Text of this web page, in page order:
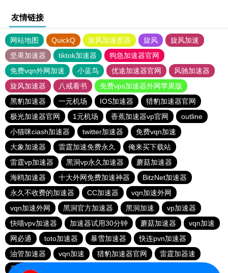
友情链接
网站地图 QuickQ 旋风加速度器 旋风
旋风加速
坚果加速器
tiktok加速器
狗急加速器官网
免费vqn外网加速
小蓝鸟 优途加速器官网
风驰加速器
旋风加速器
八戒看书
免费vps加速器外网苹果版
黑豹加速器
一元机场 IOS加速器
猎豹加速器官网
极光加速器官网
1元机场 香蕉加速器vp官网
outline
小猫咪ciash加速器
twitter加速器
免费vqn加速
大象加速器
雷霆加速免费永久
俺来买下载站
雷霆vp加速器
黑洞vp永久加速器
蘑菇加速器
海鸥加速器
十大外网免费加速神器
BitzNet加速器
永久不收费的加速器
CC加速器
vqn加速外网
vqn加速外网
黑洞官方加速器 黑洞加速
vp加速器
快喵vpv加速器
加速器试用30分钟 蘑菇加速器
vqn加速
网必通
toto加速器 暴雪加速器
快连pvn加速器
油管加速器
vqn加速 猎豹加速器官网
雷霆加器速
手机外国加速器官网